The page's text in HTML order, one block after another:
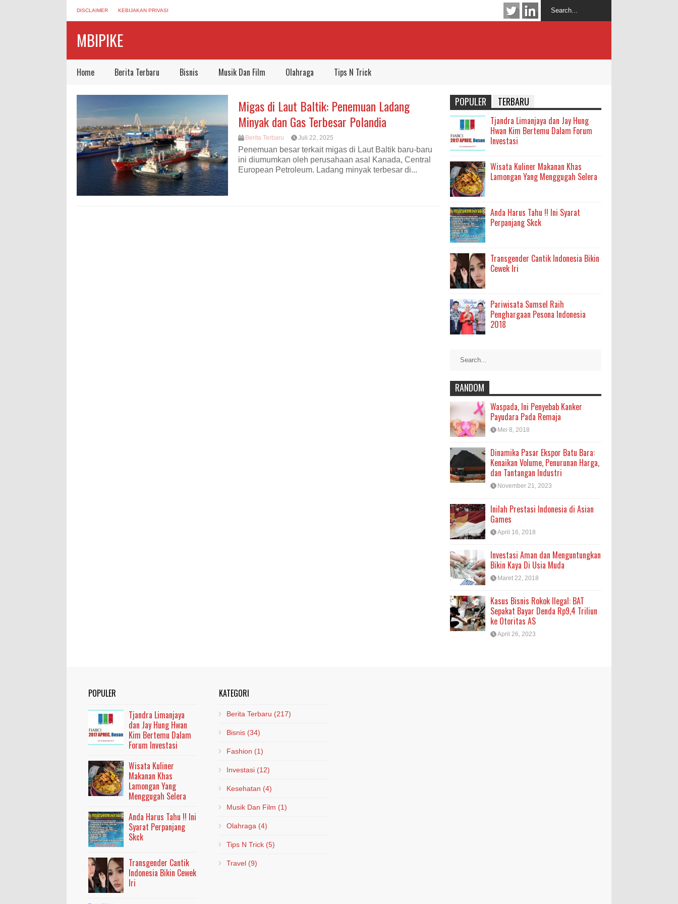
DISCLAIMER KEBIJAKAN PRIVASI
MBIPIKE
Home Berita Terbaru Bisnis Musik Dan Film Olahraga Tips N Trick
Migas di Laut Baltik: Penemuan Ladang
Minyak dan Gas Terbesar Polandia
Berita Terbaru Juli 22, 2025
Penemuan besar terkait migas di Laut Baltik baru-baru
ini diumumkan oleh perusahaan asal Kanada, Central
European Petroleum. Ladang minyak terbesar di...
POPULER TERBARU
Tjandra Limanjaya dan Jay Hung
Hwan Kim Bertemu Dalam Forum
Investasi
Wisata Kuliner Makanan Khas
Lamongan Yang Menggugah Selera
Anda Harus Tahu !! Ini Syarat
Perpanjang Skck
Transgender Cantik Indonesia Bikin
Cewek Iri
Pariwisata Sumsel Raih
Penghargaan Pesona Indonesia
2018
RANDOM
Waspada, Ini Penyebab Kanker
Payudara Pada Remaja
Mei 8, 2018
Dinamika Pasar Ekspor Batu Bara:
Kenaikan Volume, Penurunan Harga,
dan Tantangan Industri
November 21, 2023
Inilah Prestasi Indonesia di Asian
Games
April 16, 2018
Investasi Aman dan Menguntungkan
Bikin Kaya Di Usia Muda
Maret 22, 2018
Kasus Bisnis Rokok Ilegal: BAT
Sepakat Bayar Denda Rp9,4 Triliun
ke Otoritas AS
April 26, 2023
POPULER
Tjandra Limanjaya
dan Jay Hung Hwan
Kim Bertemu Dalam
Forum Investasi
Wisata Kuliner
Makanan Khas
Lamongan Yang
Menggugah Selera
Anda Harus Tahu !! Ini
Syarat Perpanjang
Skck
Transgender Cantik
Indonesia Bikin Cewek
Iri
KATEGORI
Berita Terbaru (217)
Bisnis (34)
Fashion (1)
Investasi (12)
Kesehatan (4)
Musik Dan Film (1)
Olahraga (4)
Tips N Trick (5)
Travel (9)